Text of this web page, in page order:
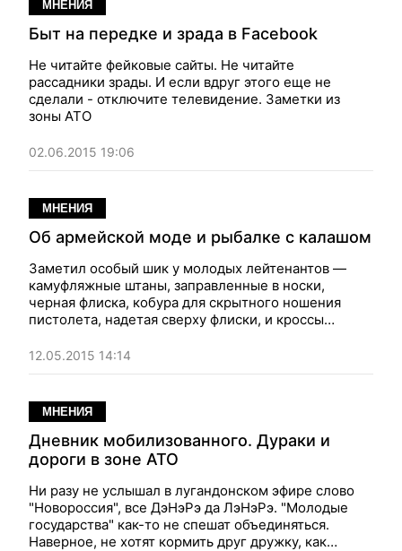
МНЕНИЯ
Быт на передке и зрада в Facebook
Не читайте фейковые сайты. Не читайте
рассадники зрады. И если вдруг этого еще не
сделали - отключите телевидение. Заметки из
зоны АТО
02.06.2015 19:06
МНЕНИЯ
Об армейской моде и рыбалке с калашом
Заметил особый шик у молодых лейтенантов —
камуфляжные штаны, заправленные в носки,
черная флиска, кобура для скрытного ношения
пистолета, надетая сверху флиски, и кроссы
12.05.2015 14:14
МНЕНИЯ
Дневник мобилизованного. Дураки и
дороги в зоне АТО
Ни разу не услышал в лугандонском эфире слово
"Новороссия", все ДэНэРэ да ЛэНэРэ. "Молодые
государства" как-то не спешат объединяться.
Наверное, не хотят кормить друг дружку, как